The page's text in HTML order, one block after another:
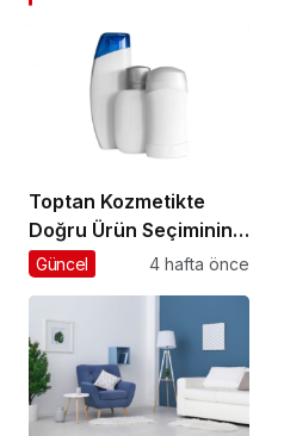
Toptan Kozmetikte
Doğru Ürün Seçiminin
Anahtarı
Güncel 4 hafta önce